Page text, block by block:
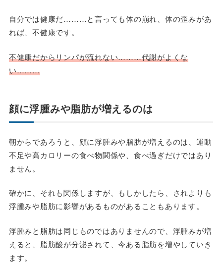
自分では健康だ………と言っても体の崩れ、体の歪みがあ
れば、不健康です。
不健康だからリンパが流れない………代謝がよくな
い………
顔に浮腫みや脂肪が増えるのは
朝からであろうと、顔に浮腫みや脂肪が増えるのは、運動
不足や高カロリーの食べ物関係や、食べ過ぎだけではあり
ません。
確かに、それも関係しますが、もしかしたら、されよりも
浮腫みや脂肪に影響があるものがあることもあります。
浮腫みと脂肪は同じものではありませんので、浮腫みが増
えると、脂肪酸が分泌されて、今ある脂肪を増やしていき
ます。